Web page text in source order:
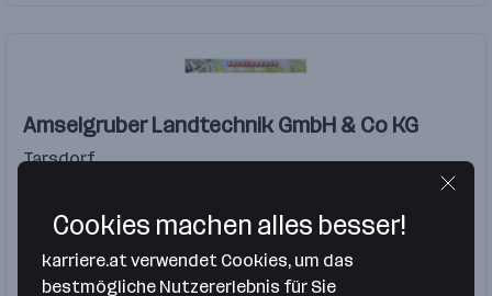
Amselgruber Landtechnik GmbH & Co KG
Tarsdorf
KFZ Techniker Meister
Landmaschinenverkäufer
Landmaschinenmechaniker
Landtechnik
Cookies machen alles besser!
karriere.at verwendet Cookies, um das
bestmögliche Nutzererlebnis für Sie